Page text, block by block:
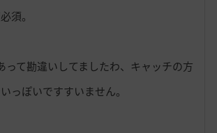
須。
って勘違いしてましたわ、キャッチの方
っぽいですすいません。